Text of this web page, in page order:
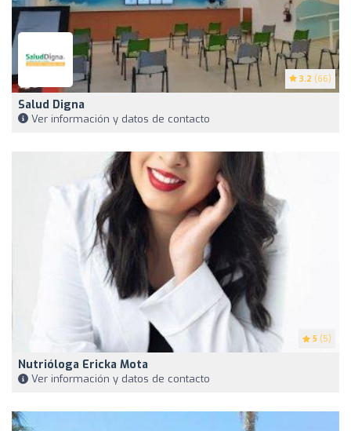
3.2 (66)
Salud Digna
Ver información y datos de contacto
5 (5)
Nutrióloga Ericka Mota
Ver información y datos de contacto